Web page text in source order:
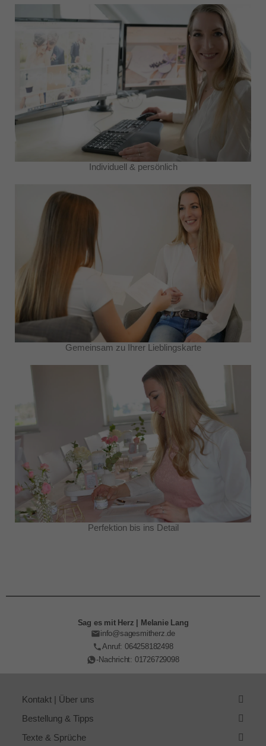
Individuell & persönlich
Gemeinsam zu Ihrer Lieblingskarte
Perfektion bis ins Detail
Sag es mit Herz | Melanie Lang
info@sagesmitherz.de
Anruf: 064258182498
-Nachricht: 01726729098
Kontakt | Über uns
Bestellung & Tipps
Texte & Sprüche